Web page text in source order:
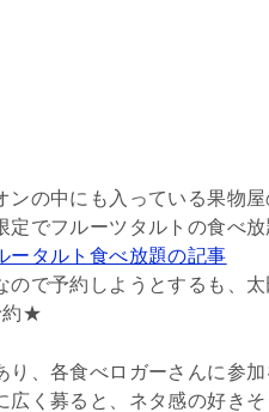
ンの中にも入っている果物屋
定でフルーツタルトの食べ放
ータルト食べ放題の記事
ので予約しようとするも、
約★
り、各食べロガーさんに参加
広く募ると、ネタ感の好き